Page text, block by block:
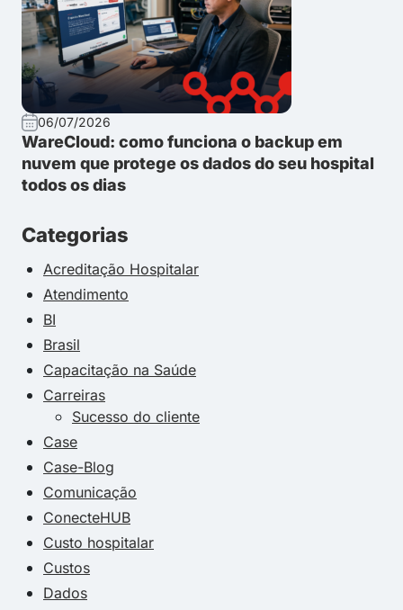
06/07/2026
WareCloud: como funciona o backup em
nuvem que protege os dados do seu hospital
todos os dias
Categorias
Acreditação Hospitalar
Atendimento
BI
Brasil
Capacitação na Saúde
Carreiras
Sucesso do cliente
Case
Case-Blog
Comunicação
ConecteHUB
Custo hospitalar
Custos
Dados